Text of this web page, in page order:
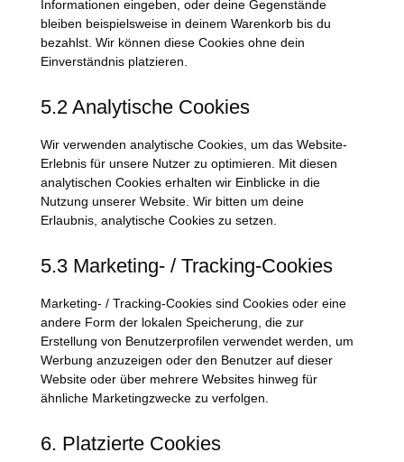
Informationen eingeben, oder deine Gegenstände
bleiben beispielsweise in deinem Warenkorb bis du
bezahlst. Wir können diese Cookies ohne dein
Einverständnis platzieren.
5.2 Analytische Cookies
Wir verwenden analytische Cookies, um das Website-
Erlebnis für unsere Nutzer zu optimieren. Mit diesen
analytischen Cookies erhalten wir Einblicke in die
Nutzung unserer Website. Wir bitten um deine
Erlaubnis, analytische Cookies zu setzen.
5.3 Marketing- / Tracking-Cookies
Marketing- / Tracking-Cookies sind Cookies oder eine
andere Form der lokalen Speicherung, die zur
Erstellung von Benutzerprofilen verwendet werden, um
Werbung anzuzeigen oder den Benutzer auf dieser
Website oder über mehrere Websites hinweg für
ähnliche Marketingzwecke zu verfolgen.
6. Platzierte Cookies